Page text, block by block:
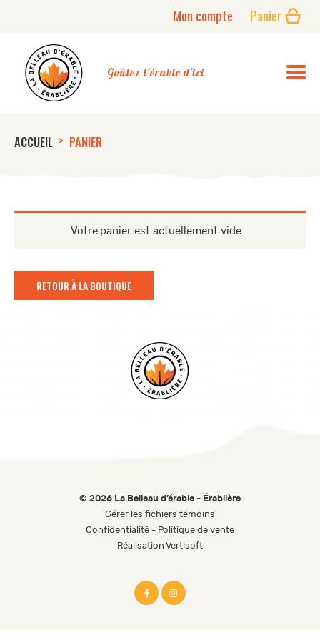
Mon compte Panier
Goûtez l'érable d'ici
ACCUEIL > PANIER
NOUVELLES
Votre panier est actuellement vide.
RETOUR À LA BOUTIQUE
© 2026 La Belleau d’érable - Érablière
Gérer les fichiers témoins
Confidentialité- Politique de vente
Réalisation Vertisoft